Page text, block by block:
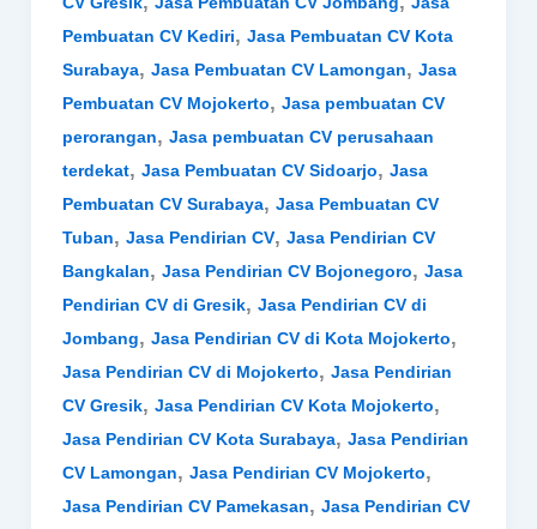
Pembuatan CV Kediri, Jasa Pembuatan CV Kota
Surabaya, Jasa Pembuatan CV Lamongan, Jasa
Pembuatan CV Mojokerto, Jasa pembuatan CV
perorangan, Jasa pembuatan CV perusahaan
terdekat, Jasa Pembuatan CV Sidoarjo, Jasa
Pembuatan CV Surabaya, Jasa Pembuatan CV
Tuban, Jasa Pendirian CV, Jasa Pendirian CV
Bangkalan, Jasa Pendirian CV Bojonegoro, Jasa
Pendirian CV di Gresik, Jasa Pendirian CV di
Jombang, Jasa Pendirian CV di Kota Mojokerto,
Jasa Pendirian CV di Mojokerto, Jasa Pendirian
CV Gresik, Jasa Pendirian CV Kota Mojokerto,
Jasa Pendirian CV Kota Surabaya, Jasa Pendirian
CV Lamongan, Jasa Pendirian CV Mojokerto,
Jasa Pendirian CV Pamekasan, Jasa Pendirian CV